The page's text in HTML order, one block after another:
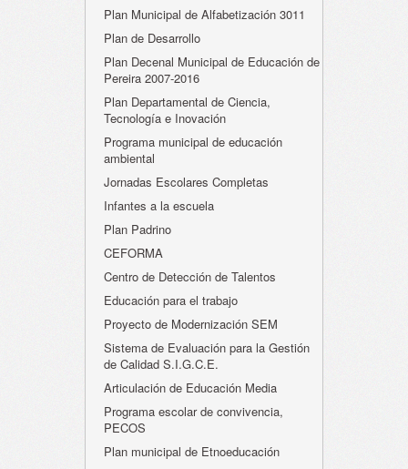
Plan Municipal de Alfabetización 3011
Plan de Desarrollo
Plan Decenal Municipal de Educación de
Pereira 2007-2016
Plan Departamental de Ciencia,
Tecnología e Inovación
Programa municipal de educación
ambiental
Jornadas Escolares Completas
Infantes a la escuela
Plan Padrino
CEFORMA
Centro de Detección de Talentos
Educación para el trabajo
Proyecto de Modernización SEM
Sistema de Evaluación para la Gestión
de Calidad S.I.G.C.E.
Articulación de Educación Media
Programa escolar de convivencia,
PECOS
Plan municipal de Etnoeducación